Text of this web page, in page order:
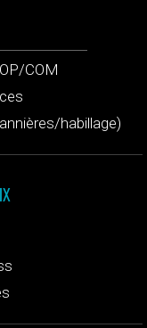
COM
habillage)